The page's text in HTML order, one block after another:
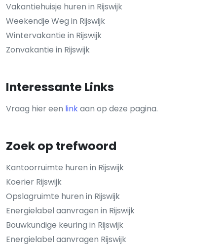
Vakantiehuisje huren in Rijswijk
Weekendje Weg in Rijswijk
Wintervakantie in Rijswijk
Zonvakantie in Rijswijk
Interessante Links
Vraag hier een linkaan op deze pagina.
Zoek op trefwoord
Kantoorruimte huren in Rijswijk
Koerier Rijswijk
Opslagruimte huren in Rijswijk
Energielabel aanvragen in Rijswijk
Bouwkundige keuring in Rijswijk
Energielabel aanvragen Rijswijk